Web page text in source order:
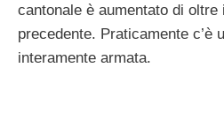
cantonale è aumentato di oltre
precedente. Praticamente c’è
interamente armata.